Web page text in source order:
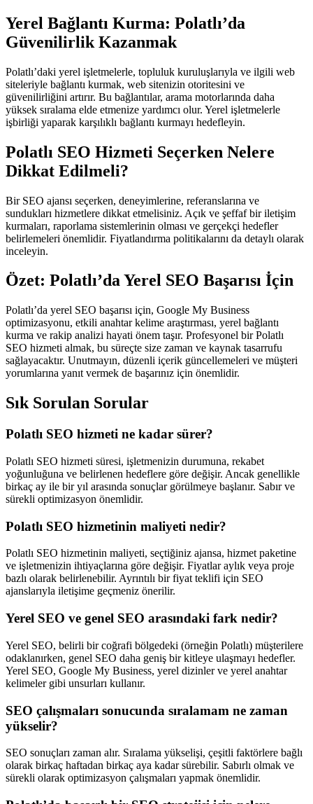
Yerel Bağlantı Kurma: Polatlı’da
Güvenilirlik Kazanmak
Polatlı’daki yerel işletmelerle, topluluk kuruluşlarıyla ve ilgili web
siteleriyle bağlantı kurmak, web sitenizin otoritesini ve
güvenilirliğini artırır. Bu bağlantılar, arama motorlarında daha
yüksek sıralama elde etmenize yardımcı olur. Yerel işletmelerle
işbirliği yaparak karşılıklı bağlantı kurmayı hedefleyin.
Polatlı SEO Hizmeti Seçerken Nelere
Dikkat Edilmeli?
Bir SEO ajansı seçerken, deneyimlerine, referanslarına ve
sundukları hizmetlere dikkat etmelisiniz. Açık ve şeffaf bir iletişim
kurmaları, raporlama sistemlerinin olması ve gerçekçi hedefler
belirlemeleri önemlidir. Fiyatlandırma politikalarını da detaylı olarak
inceleyin.
Özet: Polatlı’da Yerel SEO Başarısı İçin
Polatlı’da yerel SEO başarısı için, Google My Business
optimizasyonu, etkili anahtar kelime araştırması, yerel bağlantı
kurma ve rakip analizi hayati önem taşır. Profesyonel bir Polatlı
SEO hizmeti almak, bu süreçte size zaman ve kaynak tasarrufu
sağlayacaktır. Unutmayın, düzenli içerik güncellemeleri ve müşteri
yorumlarına yanıt vermek de başarınız için önemlidir.
Sık Sorulan Sorular
Polatlı SEO hizmeti ne kadar sürer?
Polatlı SEO hizmeti süresi, işletmenizin durumuna, rekabet
yoğunluğuna ve belirlenen hedeflere göre değişir. Ancak genellikle
birkaç ay ile bir yıl arasında sonuçlar görülmeye başlanır. Sabır ve
sürekli optimizasyon önemlidir.
Polatlı SEO hizmetinin maliyeti nedir?
Polatlı SEO hizmetinin maliyeti, seçtiğiniz ajansa, hizmet paketine
ve işletmenizin ihtiyaçlarına göre değişir. Fiyatlar aylık veya proje
bazlı olarak belirlenebilir. Ayrıntılı bir fiyat teklifi için SEO
ajanslarıyla iletişime geçmeniz önerilir.
Yerel SEO ve genel SEO arasındaki fark nedir?
Yerel SEO, belirli bir coğrafi bölgedeki (örneğin Polatlı) müşterilere
odaklanırken, genel SEO daha geniş bir kitleye ulaşmayı hedefler.
Yerel SEO, Google My Business, yerel dizinler ve yerel anahtar
kelimeler gibi unsurları kullanır.
SEO çalışmaları sonucunda sıralamam ne zaman
yükselir?
SEO sonuçları zaman alır. Sıralama yükselişi, çeşitli faktörlere bağlı
olarak birkaç haftadan birkaç aya kadar sürebilir. Sabırlı olmak ve
sürekli olarak optimizasyon çalışmaları yapmak önemlidir.